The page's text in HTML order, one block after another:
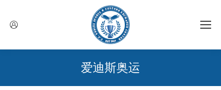
爱迪斯奥运